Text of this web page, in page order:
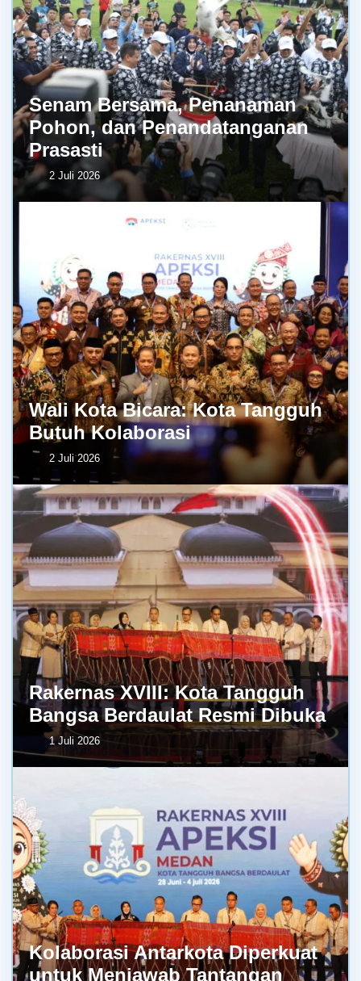
Senam Bersama, Penanaman
Pohon, dan Penandatanganan
Prasasti
2 Juli 2026
Wali Kota Bicara: Kota Tangguh
Butuh Kolaborasi
2 Juli 2026
Rakernas XVIII: Kota Tangguh
Bangsa Berdaulat Resmi Dibuka
1 Juli 2026
Kolaborasi Antarkota Diperkuat
untuk Menjawab Tantangan